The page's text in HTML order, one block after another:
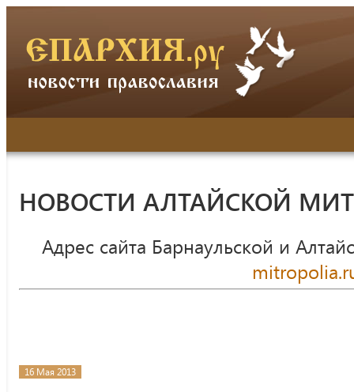
НОВОСТИ АЛТАЙСКОЙ
Адрес сайта Барнаульской и
16 Мая 2013